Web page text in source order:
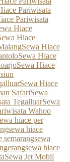
Pariwisata
Pariwisata
Hiace
Hiace
Sewa Hiace
Sewa Hiace
Sewa Hiace
Sewa Hiace
SafariSewa
TegalluarSewa
Wahoo
hiace per
sewa hiace
semarangsewa
sewa hiace
Sewa Jet Mobil